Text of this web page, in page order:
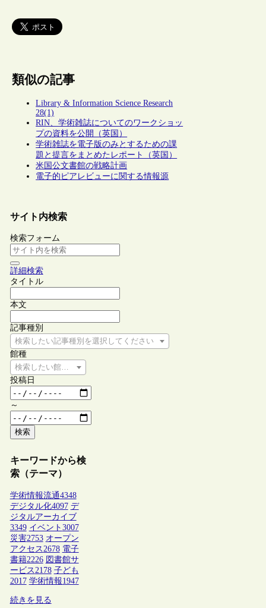
類似の記事
Library & Information Science Research
28(1)
RIN、学術雑誌についてのワークショッ
プの資料を公開（英国）
学術雑誌を電子版のみとするための課
題と提言をまとめたレポート（英国）
米国公文書館の戦略計画
電子的ピアレビューに関する情報源
サイト内検索
検索フォーム
詳細検索
タイトル
本文
記事種別
検索したい記事種別を選択してください
館種
検索したい館種を選択してください
投稿日
～
検索
キーワードから検
索（テーマ）
学術情報流通4348
デジタル化4097 デ
ジタルアーカイブ
3349 イベント 3007
災害2753 オープン
アクセス 2678 電子
書籍2226 図書館サ
ービス 2178 子ども
2017 学術情報1947
続きを見る